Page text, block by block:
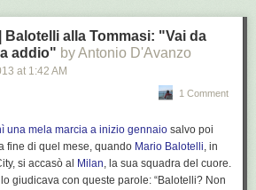
Balotelli alla Tommasi: "Vai da
addio" by Antonio D'Avanzo
at 1:42 AM
1 Comment
una mela marcia a inizio gennaio salvo poi
fine di quel mese, quando Mario Balotelli, in
si accasò al Milan, la sua squadra del cuore.
giudicava con queste parole: “Balotelli? Non